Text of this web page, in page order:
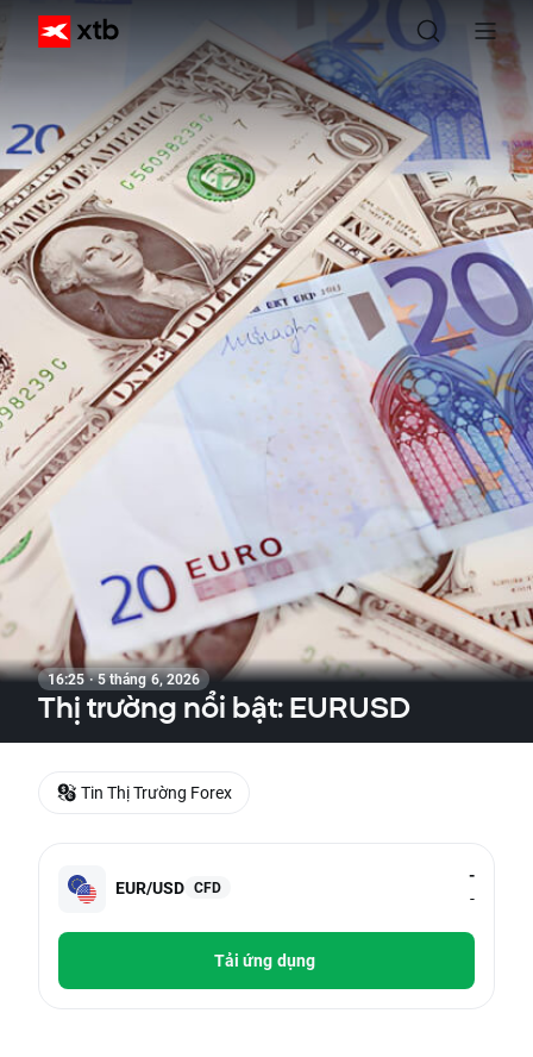
16:25 · 5 tháng 6, 2026
Thị trường nổi bật: EURUSD
EUR/USD CFD
-
-
Tải ứng dụng
Tin Thị Trường Forex